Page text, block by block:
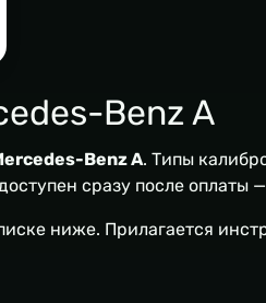
Benz A
Benz A. Типы
сразу после оплаты —
ниже. Прилагается